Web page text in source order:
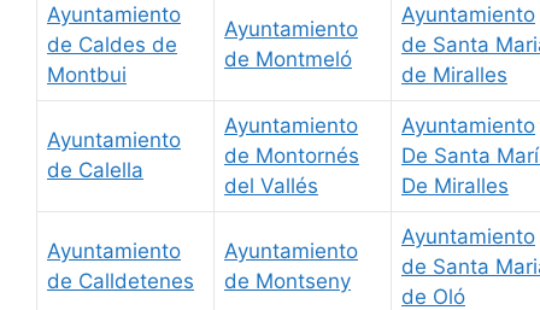
Ayuntamiento
de Caldes de
Montbui
Ayuntamiento
de Montmeló
Ayuntamiento
de Santa
de Miralles
Ayuntamiento
de Calella
Ayuntamiento
de Montornés
del Vallés
Ayuntamiento
De Santa
De Miralles
Ayuntamiento
de Calldetenes
Ayuntamiento
de Montseny
Ayuntamiento
de Santa
de Oló